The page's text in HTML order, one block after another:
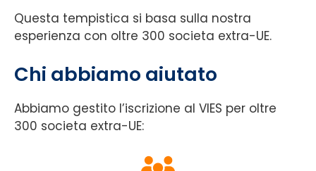
Questa tempistica si basa sulla nostra
esperienza con oltre 300 societa extra-UE.
Chi abbiamo aiutato
Abbiamo gestito l’iscrizione al VIES per oltre
300 societa extra-UE: